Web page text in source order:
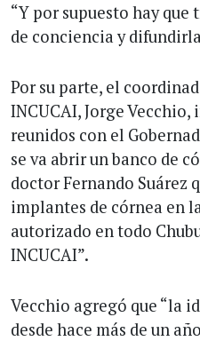
“Y por supuesto hay
de conciencia y
Por su parte, el
INCUCAI, Jorge Vecchio,
reunidos con el
se va abrir un banco de
doctor Fernando Suárez
implantes de córnea en
autorizado en todo
INCUCAI”.
Vecchio agregó que “la
desde hace más de un